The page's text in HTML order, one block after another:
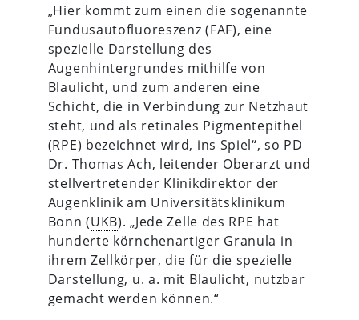
„Hier kommt zum einen die sogenannte
Fundusautofluoreszenz (FAF), eine
spezielle Darstellung des
Augenhintergrundes mithilfe von
Blaulicht, und zum anderen eine
Schicht, die in Verbindung zur Netzhaut
steht, und als retinales Pigmentepithel
(RPE) bezeichnet wird, ins Spiel“, so PD
Dr. Thomas Ach, leitender Oberarzt und
stellvertretender Klinikdirektor der
Augenklinik am Universitätsklinikum
Bonn (UKB). „Jede Zelle des RPE hat
hunderte körnchenartiger Granula in
ihrem Zellkörper, die für die spezielle
Darstellung, u. a. mit Blaulicht, nutzbar
gemacht werden können.“